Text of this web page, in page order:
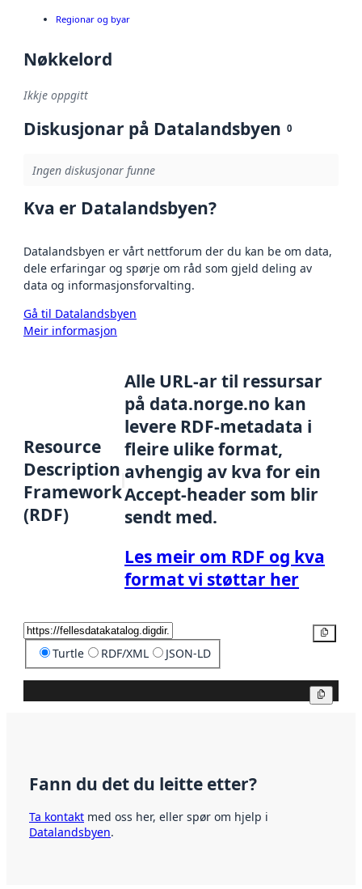
Regionar og byar
Nøkkelord
Ikkje oppgitt
Diskusjonar på Datalandsbyen 0
Ingen diskusjonar funne
Kva er Datalandsbyen?
Datalandsbyen er vårt nettforum der du kan be om data,
dele erfaringar og spørje om råd som gjeld deling av
data og informasjonsforvalting.
Gå til Datalandsbyen
Meir informasjon
Resource
Description
Framework
(RDF)
Alle URL-ar til ressursar
på data.norge.no kan
levere RDF-metadata i
fleire ulike format,
avhengig av kva for ein
Accept-header som blir
sendt med.
Les meir om RDF og kva
format vi støttar her
Turtle RDF/XML JSON-LD
Fann du det du leitte etter?
Ta kontakt med oss her, eller spør om hjelp i
Datalandsbyen.